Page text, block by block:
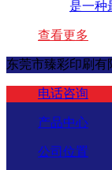
是一种
查看更多
东莞市臻彩印刷有
电话咨询
产品中心
公司位置